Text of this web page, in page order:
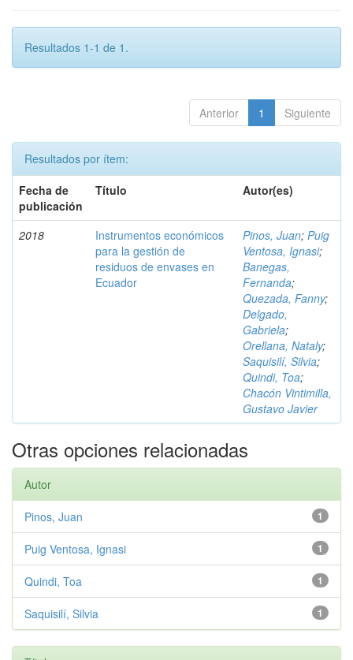
Resultados 1-1 de 1.
Anterior 1 Siguiente
Resultados por ítem:
Fecha de
publicación
Título Autor(es)
2018
Instrumentos económicos
para la gestión de
residuos de envases en
Ecuador
Pinos, Juan; Puig
Ventosa, Ignasi;
Banegas,
Fernanda;
Quezada, Fanny;
Delgado,
Gabriela;
Orellana, Nataly;
Saquisilí, Silvia;
Quindi, Toa;
Chacón Vintimilla,
Gustavo Javier
Otras opciones relacionadas
Autor
1
Pinos, Juan
1
Puig Ventosa, Ignasi
1
Quindi, Toa
1
Saquisilí, Silvia